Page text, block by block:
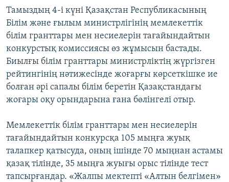
Русский
ЖАЗЫЛЫҢЫЗ
Басқа тілдерде
Тамыздың 4-і күні Қазақстан Республикасының
Білім және ғылым министрлігінің мемлекеттік
білім гранттары мен несиелерін тағайындайтын
конкурстық комиссиясы өз жұмысын бастады.
Биылғы білім гранттары министрліктің жүргізген
рейтингінің нәтижесінде жоғарғы көрсеткішке ие
болған әрі сапалы білім беретін Қазақстандағы
жоғары оқу орындарына ғана бөлінгелі отыр.
Мемлекеттік білім гранттары мен несиелерін
тағайындайтын конкурсқа 105 мыңға жуық
талапкер қатысуда, оның ішінде 70 мыңнан астамы
қазақ тілінде, 35 мыңға жуығы орыс тілінде тест
тапсырғандар. «Жалпы мектепті «Алтын белгімен»